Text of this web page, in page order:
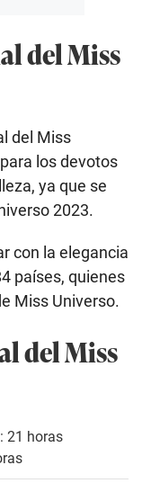
del Miss
del Miss
los devotos
ya que se
2023.
con la elegancia
países, quienes
Miss Universo.
del Miss
: 21 horas